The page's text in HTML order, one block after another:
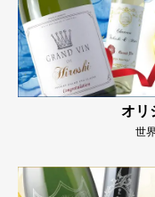
オリ
世